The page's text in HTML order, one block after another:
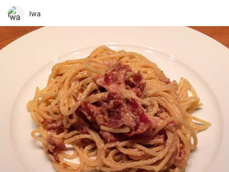
cordon bleu. Ik heb dit recept op verschillende familiebijeenkomsten
gemaakt en het werd elke keer toegejuicht, en ik weet zeker dat het
Iwa